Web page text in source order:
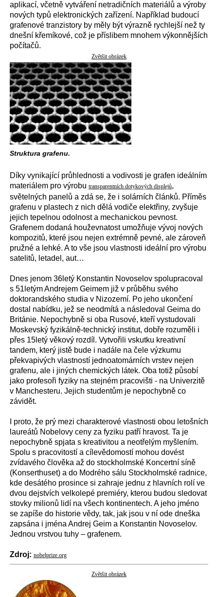
aplikací, včetně vytváření netradičních materiálů a výroby
nových typů elektronických zařízení. Například budoucí
grafenové tranzistory by měly být výrazně rychlejší než ty
dnešní křemíkové, což je příslibem mnohem výkonnějších
počítačů.
Zvětšit obrázek
Struktura grafenu.
Díky vynikající průhlednosti a vodivosti je grafen ideálním
materiálem pro výrobu transparentních dotykových displejů,
světelných panelů a zdá se, že i solárních článků. Příměs
grafenu v plastech z nich dělá vodiče elektřiny, zvyšuje
jejich tepelnou odolnost a mechanickou pevnost.
Grafenem dodaná houževnatost umožňuje vývoj nových
kompozitů, které jsou nejen extrémně pevné, ale zároveň
pružné a lehké. A to vše jsou vlastnosti ideální pro výrobu
satelitů, letadel, aut…
Dnes jenom 36letý Konstantin Novoselov spolupracoval
s 51letým Andrejem Geimem již v průběhu svého
doktorandského studia v Nizozemí. Po jeho ukončení
dostal nabídku, jež se neodmítá a následoval Geima do
Británie. Nepochybně si oba Rusové, kteří vystudovali
Moskevský fyzikálně-technický institut, dobře rozuměli i
přes 15letý věkový rozdíl. Vytvořili vskutku kreativní
tandem, který jistě bude i nadále na čele výzkumu
překvapivých vlastností jednoatomárních vrstev nejen
grafenu, ale i jiných chemických látek. Oba totiž působí
jako profesoři fyziky na stejném pracovišti - na Univerzitě
v Manchesteru. Jejich studentům je nepochybně co
závidět.
I proto, že prý mezi charakterové vlastnosti obou letošních
laureátů Nobelovy ceny za fyziku patří hravost. Ta je
nepochybně spjata s kreativitou a neotřelým myšlením.
Spolu s pracovitostí a cílevědomostí mohou dovést
zvídavého člověka až do stockholmské Koncertní síně
(Konserthuset) a do Modrého sálu Stockholmské radnice,
kde desátého prosince si zahraje jednu z hlavních rolí ve
dvou dejstvích velkolepé premiéry, kterou budou sledovat
stovky milionů lidí na všech kontinentech. A jeho jméno
se zapíše do historie vědy, tak, jak jsou v ní ode dneška
zapsána i jména Andrej Geim a Konstantin Novoselov.
Jednou vrstvou tuhy – grafenem.
Zdroj: nobelprize.org
Zvětšit obrázek